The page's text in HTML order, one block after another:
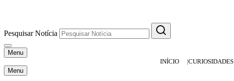
Pesquisar Notícia
Menu
INÍCIO
CURIOSIDADES
Menu